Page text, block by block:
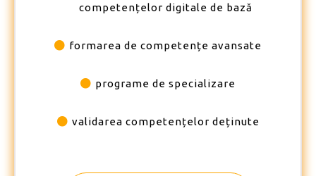
competențelor digitale de bază
formarea de competențe avansate
programe de specializare
validarea competențelor deținute